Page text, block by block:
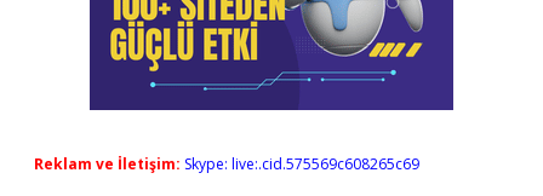
Reklam ve İletişim: Skype: live:.cid.575569c608265c69